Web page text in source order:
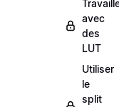
avec
des
LUT
Utiliser
le
split